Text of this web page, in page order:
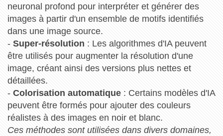
neuronal profond pour interpréter et générer des
images à partir d'un ensemble de motifs identifiés
dans une image source.
- Super-résolution : Les algorithmes d'IA peuvent
être utilisés pour augmenter la résolution d'une
image, créant ainsi des versions plus nettes et
détaillées.
- Colorisation automatique: Certains modèles d'IA
peuvent être formés pour ajouter des couleurs
réalistes à des images en noir et blanc.
Ces méthodes sont utilisées dans divers domaines,